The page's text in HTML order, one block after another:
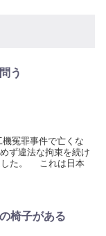
う
冤罪事件で亡くな
ず違法な拘束を続け
した。 これは日本
椅子がある